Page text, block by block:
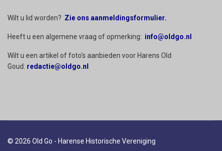
Wilt u lid worden? Zie ons aanmeldingsformulier.
Heeft u een algemene vraag of opmerking: info@oldgo.nl
Wilt u een artikel of foto's aanbieden voor Harens Old
Goud: redactie@oldgo.nl
© 2026 Old Go - Harense Historische Vereniging